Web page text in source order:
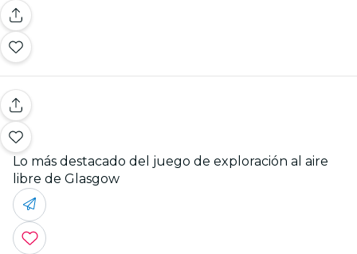
Lo más destacado del juego de exploración al aire
libre de Glasgow